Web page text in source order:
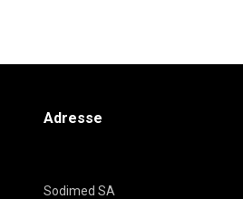
Adresse
Sodimed SA